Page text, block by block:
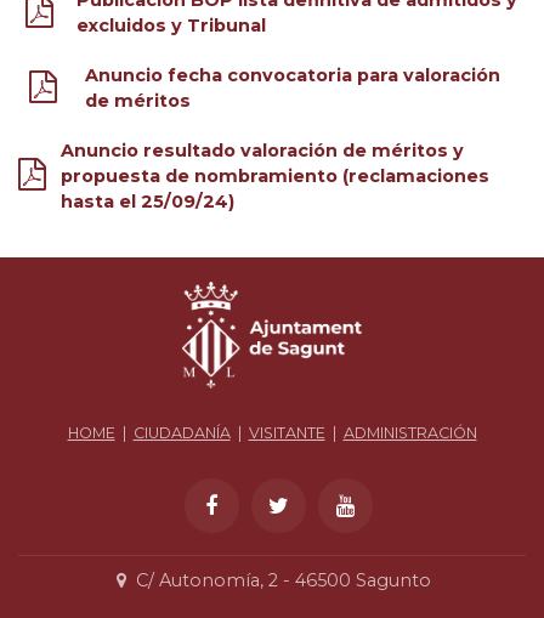
excluidos y Tribunal
Anuncio fecha convocatoria para valoración
de méritos
Anuncio resultado valoración de méritos y
propuesta de nombramiento (reclamaciones
hasta el 25/09/24)
HOME| CIUDADANÍA| VISITANTE| ADMINISTRACIÓN
C/ Autonomía, 2 - 46500 Sagunto